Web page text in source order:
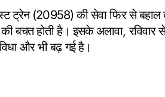
ट्रेन (20958) की सेवा फिर से
बचत होती है। इसके अलावा, रविवार
और भी बढ़ गई है।